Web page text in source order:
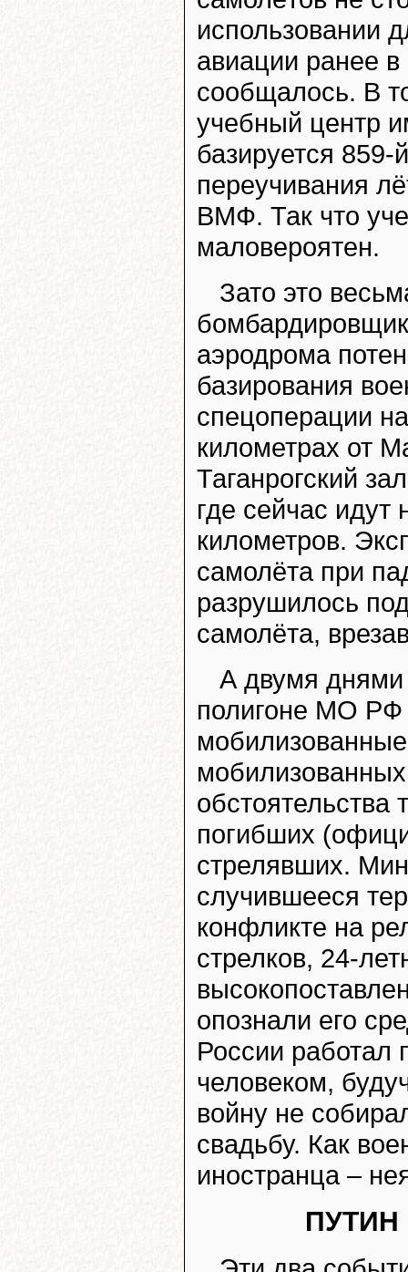
использовании
авиации ранее в
сообщалось. В
учебный центр
базируется
переучивания
ВМФ. Так что
маловероятен.
Зато это
аэродрома
базирования
спецоперации
километрах от
Таганрогский
где сейчас
километров.
самолёта при
разрушилось
самолёта,
А двумя днями
полигоне МО РФ
обстоятельства
погибших
стрелявших.
случившееся
конфликте на
стрелков, 24-
опознали его
России работал
человеком,
войну не
свадьбу. Как
иностранца –